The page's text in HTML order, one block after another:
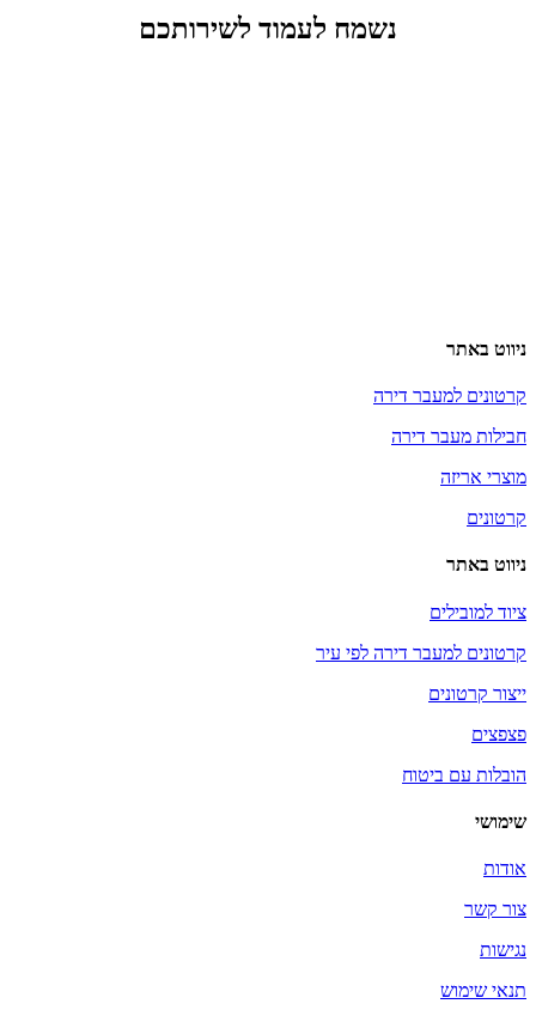
נשמח לעמוד לשירותכם
ניווט באתר
קרטונים למעבר דירה
חבילות מעבר דירה
מוצרי אריזה
קרטונים
ניווט באתר
ציוד למובילים
קרטונים למעבר דירה לפי עיר
ייצור קרטונים
פצפצים
הובלות עם ביטוח
שימושי
אודות
צור קשר
נגישות
תנאי שימוש